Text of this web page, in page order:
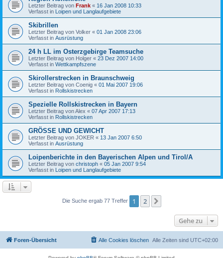
Letzter Beitrag von Frank « 16 Jan 2008 10:33
Verfasst in Loipen und Langlaufgebiete
Skibrillen
Letzter Beitrag von Volker « 01 Jan 2008 23:06
Verfasst in Ausrüstung
24 h LL im Osterzgebirge Teamsuche
Letzter Beitrag von Holger « 23 Dez 2007 14:00
Verfasst in Wettkampfszene
Skirollerstrecken in Braunschweig
Letzter Beitrag von Coenig « 01 Mai 2007 19:06
Verfasst in Rollskistrecken
Spezielle Rollskistrecken in Bayern
Letzter Beitrag vonAlex « 07 Apr 2007 17:13
Verfasst in Rollskistrecken
GRÖSSE UND GEWICHT
Letzter Beitrag von JOKER « 13 Jan 2007 6:50
Verfasst in Ausrüstung
Loipenberichte in den Bayerischen Alpen und Tirol/A
Letzter Beitrag von christoph « 05 Jan 2007 9:54
Verfasst in Loipen und Langlaufgebiete
Die Suche ergab 77 Treffer 1 2
Gehe zu
Foren-Übersicht Alle Zeiten sind UTC+02:00
Alle Cookies löschen